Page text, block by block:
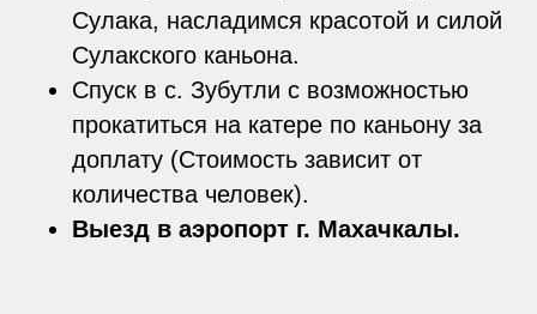
Сулака, насладимся красотой и силой
Сулакского каньона.
Спуск в с. Зубутли с возможностью
прокатиться на катере по каньону за
доплату (Стоимость зависит от
количества человек).
Выезд в аэропорт г. Махачкалы.